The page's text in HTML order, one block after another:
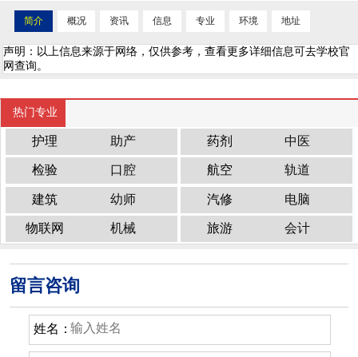
简介 概况 资讯 信息 专业 环境 地址
声明：以上信息来源于网络，仅供参考，查看更多详细信息可去学校官
网查询。
热门专业
护理 助产 药剂 中医
检验 口腔 航空 轨道
建筑 幼师 汽修 电脑
物联网 机械 旅游 会计
留言咨询
姓名：